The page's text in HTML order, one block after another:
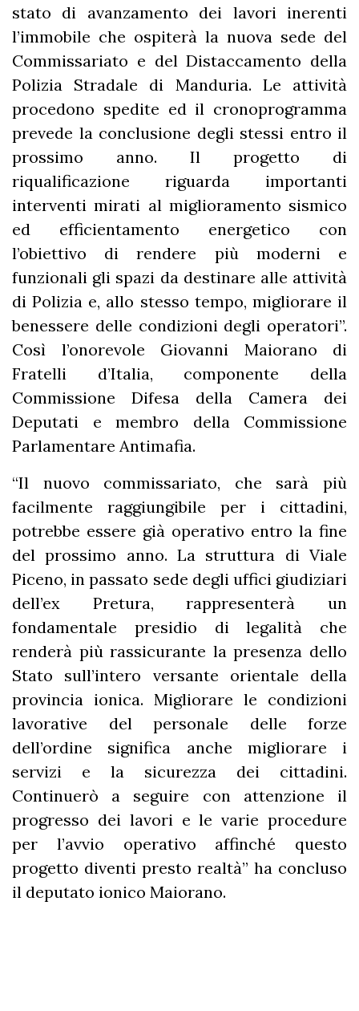
stato di avanzamento dei lavori inerenti
l’immobile che ospiterà la nuova sede del
Commissariato e del Distaccamento della
Polizia Stradale di Manduria. Le attività
procedono spedite ed il cronoprogramma
prevede la conclusione degli stessi entro il
prossimo anno. Il progetto di
riqualificazione riguarda importanti
interventi mirati al miglioramento sismico
ed efficientamento energetico con
l’obiettivo di rendere più moderni e
funzionali gli spazi da destinare alle attività
di Polizia e, allo stesso tempo, migliorare il
benessere delle condizioni degli operatori”.
Così l’onorevole Giovanni Maiorano di
Fratelli d’Italia, componente della
Commissione Difesa della Camera dei
Deputati e membro della Commissione
Parlamentare Antimafia.
“Il nuovo commissariato, che sarà più
facilmente raggiungibile per i cittadini,
potrebbe essere già operativo entro la fine
del prossimo anno. La struttura di Viale
Piceno, in passato sede degli uffici giudiziari
dell’ex Pretura, rappresenterà un
fondamentale presidio di legalità che
renderà più rassicurante la presenza dello
Stato sull’intero versante orientale della
provincia ionica. Migliorare le condizioni
lavorative del personale delle forze
dell’ordine significa anche migliorare i
servizi e la sicurezza dei cittadini.
Continuerò a seguire con attenzione il
progresso dei lavori e le varie procedure
per l’avvio operativo affinché questo
progetto diventi presto realtà” ha concluso
il deputato ionico Maiorano.